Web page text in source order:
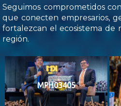
Seguimos comprometidos
que conecten empresarios,
fortalezcan el ecosistema de
región.
MPH03405